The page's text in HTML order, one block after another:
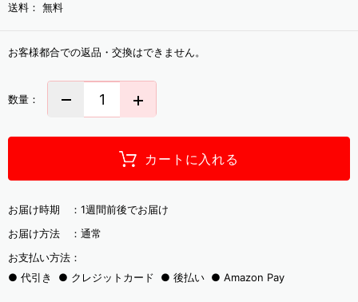
送料： 無料
お客様都合での返品・交換はできません。
数量：
カートに入れる
お届け時期 ： 1週間前後でお届け
お届け方法 ： 通常
お支払い方法：
代引き
クレジットカード 後払い Amazon Pay